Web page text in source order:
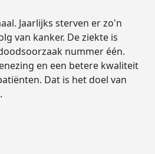
Jaarlijks sterven er zo'n
van kanker. De ziekte is
nummer één.
en een betere kwaliteit
Dat is het doel van